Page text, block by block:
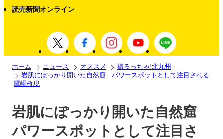
読売新聞オンライン
ホーム ニュース オススメ
撮るっちゃ!北九州
岩肌にぽっかり開いた自然窟 パワースポットとして注目される
鷹崛権現
岩肌にぽっかり開いた自然窟
パワースポットとして注目さ